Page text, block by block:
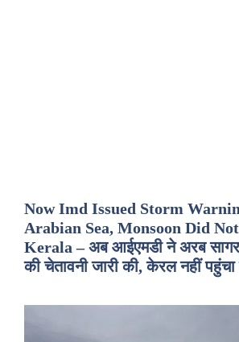
Now Imd Issued Storm
Arabian Sea, Monsoon Did
Kerala – अब आईएमडी ने अरब
की चेतावनी जारी की, केरल नहीं